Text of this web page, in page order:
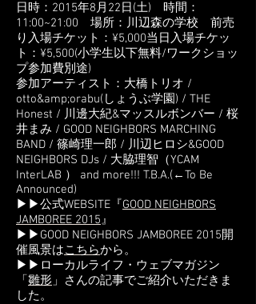
日時：2015年8月22日(土) 時間：
11:00~21:00 場所：川辺森の学校 前売
り入場チケット：¥5,000当日入場チケッ
ト：¥5,500(小学生以下無料/ワークショッ
プ参加費別途)
参加アーティスト：大橋トリオ /
otto&amp;orabu(しょうぶ学園) / THE
Honest / 川邊大紀&マッスルボンバー / 桜
井まみ / GOOD NEIGHBORS MARCHING
BAND / 篠崎理一郎 / 川辺ヒロシ&GOOD
NEIGHBORS DJs / 大脇理智（YCAM
InterLAB ） and more!!! T.B.A.(←To Be
Announced)
▶▶公式WEBSITE『GOOD NEIGHBORS
JAMBOREE 2015』
▶▶GOOD NEIGHBORS JAMBOREE 2015開
催風景はこちらから。
▶▶ローカルライフ・ウェブマガジン
「 雛形」さんの記事でご紹介いただきま
した。